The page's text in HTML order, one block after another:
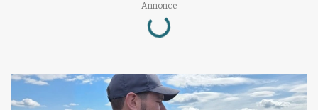
Annonce
Loading...